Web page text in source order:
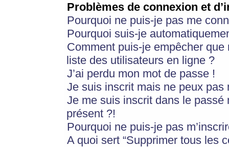
Problèmes de connexion et
Pourquoi ne puis-je pas me
Pourquoi suis-je
Comment puis-je empêcher
liste des utilisateurs en ligne ?
J’ai perdu mon mot de passe !
Je suis inscrit mais ne peux pas
Je me suis inscrit dans le
présent ?!
Pourquoi ne puis-je pas
A quoi sert “Supprimer tous les